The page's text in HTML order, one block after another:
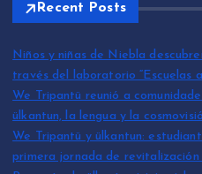
Recent Posts
Niños y niñas de Niebla
través del laboratorio “Escuelas
We Tripantü reunió a
ülkantun, la lengua y la
We Tripantü y ülkantun:
primera jornada de